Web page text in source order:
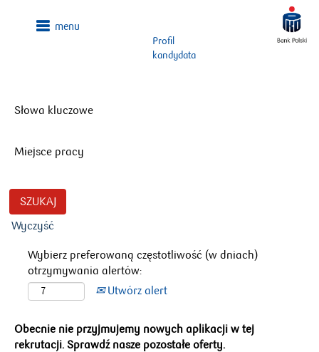
Profil
kandydata
Słowa kluczowe
Miejsce pracy
Wyczyść
Wybierz preferowaną częstotliwość (w dniach)
otrzymywania alertów:
Utwórz alert
Obecnie nie przyjmujemy nowych aplikacji w tej
rekrutacji. Sprawdź nasze pozostałe oferty.